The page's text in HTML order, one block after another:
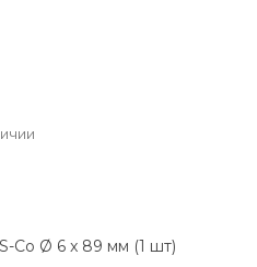
Co Ø 6 x 89 мм (1 шт)